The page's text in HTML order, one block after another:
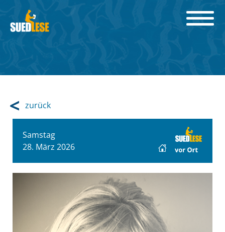
zurück
Samstag
28. März 2026